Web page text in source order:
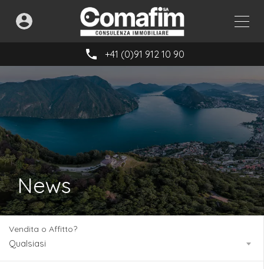
+41 (0)91 912 10 90
News
Vendita o Affitto?
Qualsiasi